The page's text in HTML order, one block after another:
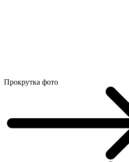
Прокрутка фото